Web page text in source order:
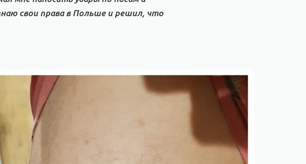
свои права в Польше и решил, что